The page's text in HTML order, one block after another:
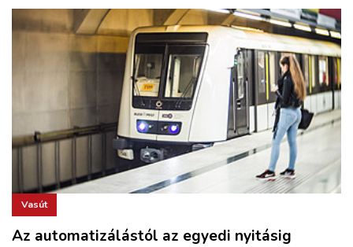
Vasút
Az automatizálástól az egyedi nyitásig